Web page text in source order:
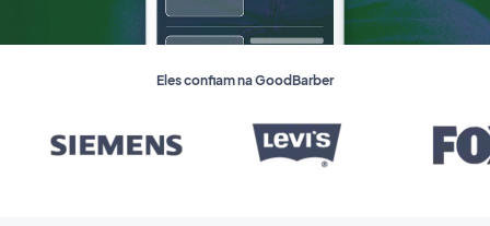
Eles confiam na GoodBarber